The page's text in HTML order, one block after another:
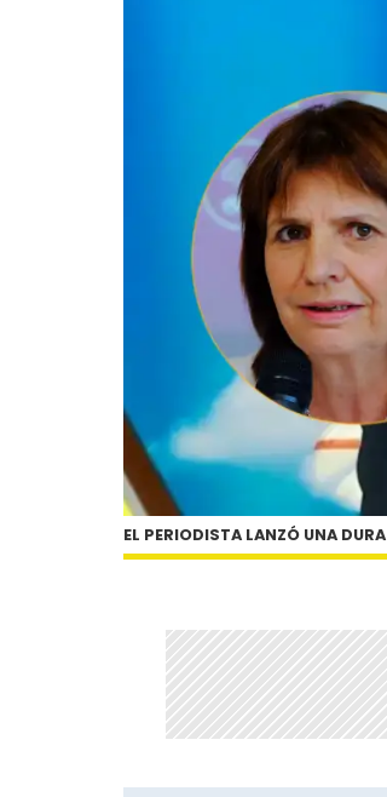
EL PERIODISTA LANZÓ UNA